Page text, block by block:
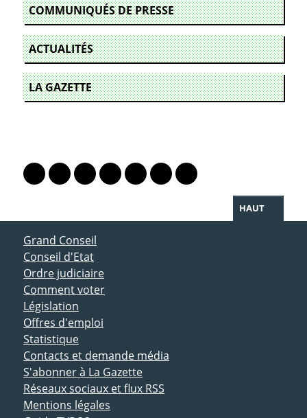
COMMUNIQUÉS DE PRESSE
ACTUALITÉS
LA GAZETTE
Lien vers le profil Mastodon
Lien vers le profil Bluesky
Lien vers le profil Instagram
Lien vers le profil Linkedin
Lien vers le profil Facebook
Lien vers le profil Twitter
Partager par WhatsApp
HAUT
ACCÈS DIRECT
Grand Conseil
Conseil d'Etat
Ordre judiciaire
Comment voter
Législation
Offres d'emploi
Statistique
Contacts et demande média
S'abonner à La Gazette
Réseaux sociaux et flux RSS
Mentions légales